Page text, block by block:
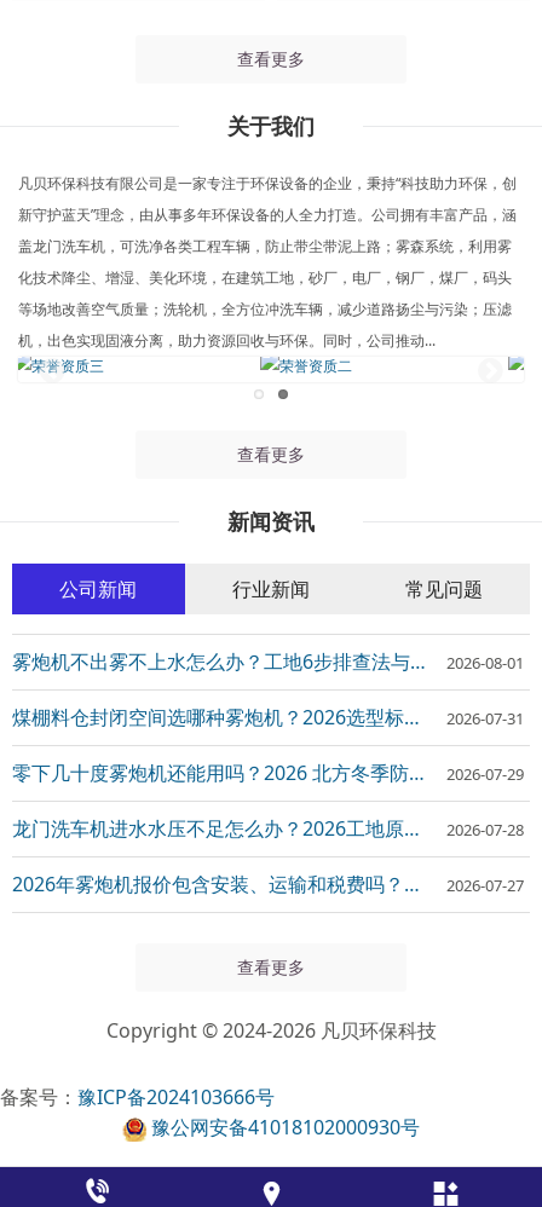
查看更多
关于我们
凡贝环保科技有限公司是一家专注于环保设备的企业，秉持“科技助力环保，创
新守护蓝天”理念，由从事多年环保设备的人全力打造。公司拥有丰富产品，涵
盖龙门洗车机，可洗净各类工程车辆，防止带尘带泥上路；雾森系统，利用雾
化技术降尘、增湿、美化环境，在建筑工地，砂厂，电厂，钢厂，煤厂，码头
等场地改善空气质量；洗轮机，全方位冲洗车辆，减少道路扬尘与污染；压滤
机，出色实现固液分离，助力资源回收与环保。同时，公司推动...
查看更多
新闻资讯
公司新闻 行业新闻 常见问题
雾炮机不出雾不上水怎么办？工地6步排查法与日常保养全指南 2026-08-01
煤棚料仓封闭空间选哪种雾炮机？2026选型标准与避坑全指南 2026-07-31
零下几十度雾炮机还能用吗？2026 北方冬季防冻款雾炮机选型与操作指南 2026-07-29
龙门洗车机进水水压不足怎么办？2026工地原因排查与分级整改方案 2026-07-28
2026年雾炮机报价包含安装、运输和税费吗？费用明细与采购避坑指南 2026-07-27
查看更多
Copyright © 2024-2026 凡贝环保科技
备案号： 豫ICP备2024103666号
豫公网安备41018102000930号
  